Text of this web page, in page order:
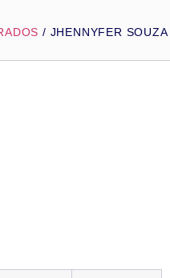
/ JHENNYFER